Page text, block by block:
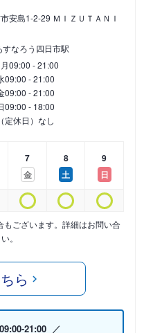
安島1-2-29 ＭＩＺＵＴＡＮＩ
なろう四日市駅
月09:00 - 21:00
09:00 - 21:00
09:00 - 21:00
09:00 - 18:00
（定休日）なし
7
金
8
土
9
日
ございます。詳細はお問い合
。
ら
09:00-21:00